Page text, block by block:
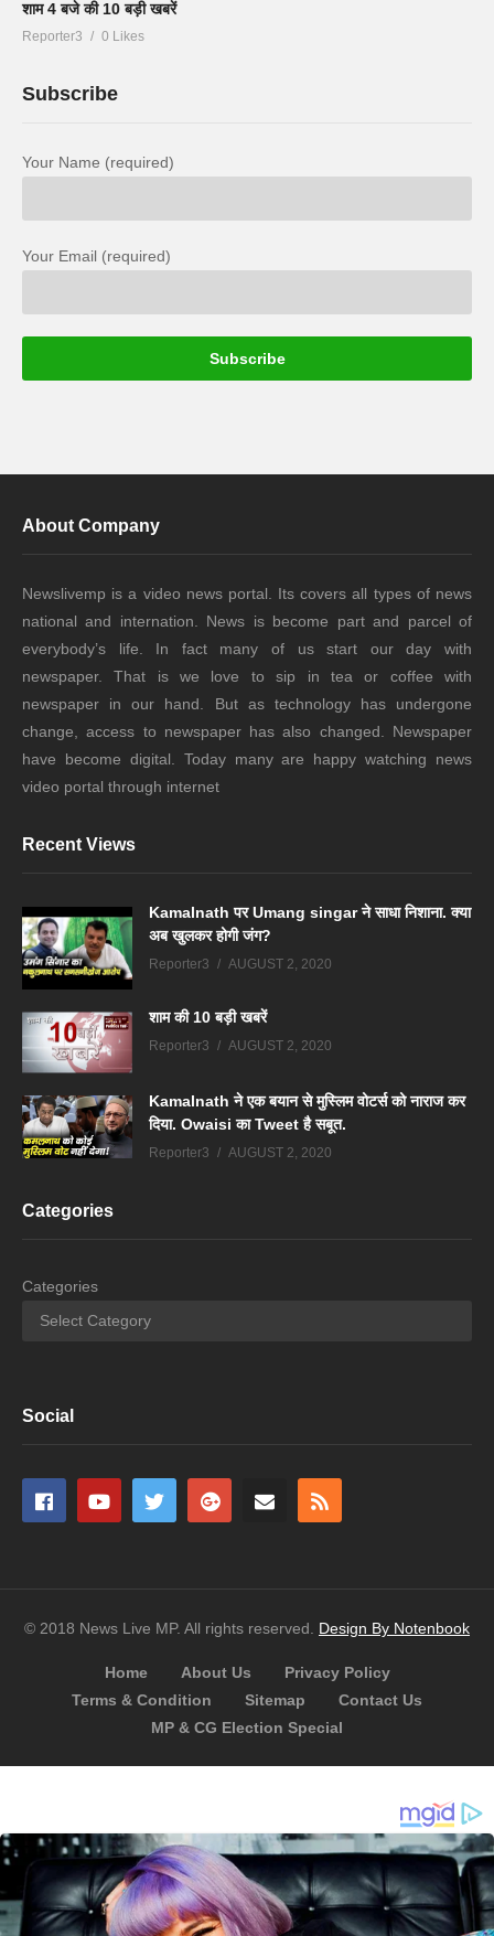
शाम 4 बजे की 10 बड़ी खबरें
Reporter3 0 Likes
Subscribe
Your Name (required)
Your Email (required)
About Company
Newslivemp is a video news portal. Its covers all types of news
national and internation. News is become part and parcel of
everybody’s life. In fact many of us start our day with
newspaper. That is we love to sip in tea or coffee with
newspaper in our hand. But as technology has undergone
change, access to newspaper has also changed. Newspaper
have become digital. Today many are happy watching news
video portal through internet
Recent Views
Kamalnath पर Umang singar ने साधा निशाना. क्या
अब खुलकर होगी जंग?
Reporter3 AUGUST 2, 2020
शाम की 10 बड़ी खबरें
Reporter3 AUGUST 2, 2020
Kamalnath ने एक बयान से मुस्लिम वोटर्स को नाराज कर
दिया. Owaisi का Tweet है सबूत.
Reporter3 AUGUST 2, 2020
Categories
Categories
Social
© 2018 News Live MP. All rights reserved. Design By Notenbook
Home About Us
Privacy Policy
Terms & Condition
Sitemap
Contact Us
MP & CG Election Special